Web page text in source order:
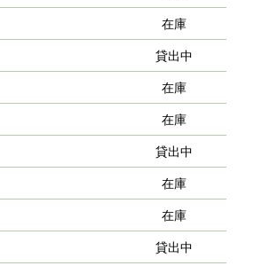
在庫
貸出中
在庫
在庫
貸出中
在庫
在庫
貸出中